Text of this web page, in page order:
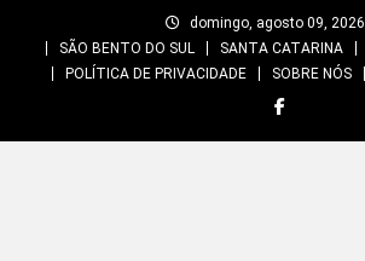
domingo, agosto 09, 2026
SÃO BENTO DO SUL
SANTA CATARINA
POLÍTICA DE PRIVACIDADE
SOBRE NÓS